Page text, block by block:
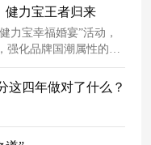
健力宝王者归来
力宝幸福婚宴”活动，
，强化品牌国潮属性的同
”的品牌理念。
这四年做对了什么？